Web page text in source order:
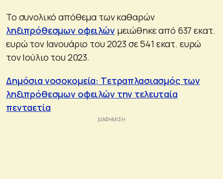
Το συνολικό απόθεμα των καθαρών
ληξιπρόθεσμων οφειλώνμειώθηκε από 637 εκατ.
ευρώ τον Ιανουάριο του 2023 σε 541 εκατ. ευρώ
τον Ιούλιο του 2023.
Δημόσια νοσοκομεία: Tετραπλασιασμός των
ληξιπρόθεσμων οφειλών την τελευταία
πενταετία